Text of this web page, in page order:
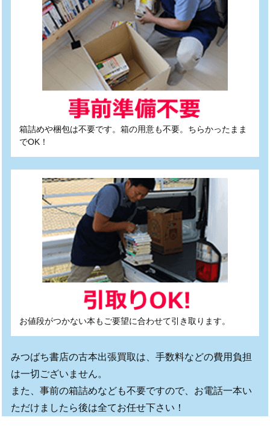
箱詰めや梱包は不要です。箱の用意も不要。ちらかったまま
でOK！
お値段がつかない本もご要望に合わせて引き取ります。
みつばち書店の古本出張買取は、手数料などの費用負担
は一切ございません。
また、事前の箱詰めなども不要ですので、お電話一本い
ただけましたら後は全てお任せ下さい！